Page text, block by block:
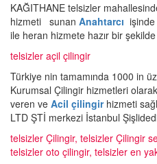
KAĞITHANE telsizler
hizmeti sunan Anahtarcı
ile heran hizmete hazır bir
telsizler açil çilingir
Türkiye nin tamamında 1000 in
Kurumsal Çilingir hizmetleri
veren ve Acil çilingir hizmeti
LTD ŞTİ merkezi İstanbul
telsizler Çilingir, telsizler Çilingir
telsizler oto çilingir, telsizler en